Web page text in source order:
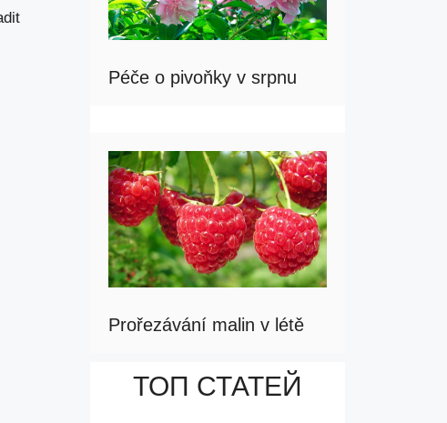
Péče o pivoňky v srpnu
Prořezávání malin v létě
ТОП СТАТЕЙ